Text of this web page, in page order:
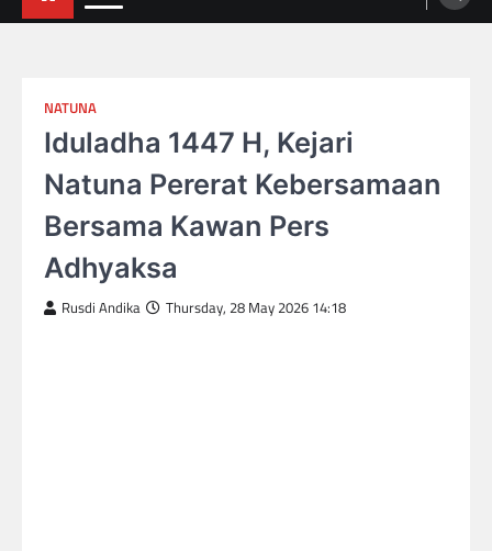
NATUNA
Iduladha 1447 H, Kejari
Natuna Pererat Kebersamaan
Bersama Kawan Pers
Adhyaksa
Rusdi Andika Thursday, 28 May 2026 14:18